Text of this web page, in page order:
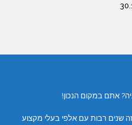
אתם במקום הנכון!
שנים רבות עם אלפי בעלי מקצוע